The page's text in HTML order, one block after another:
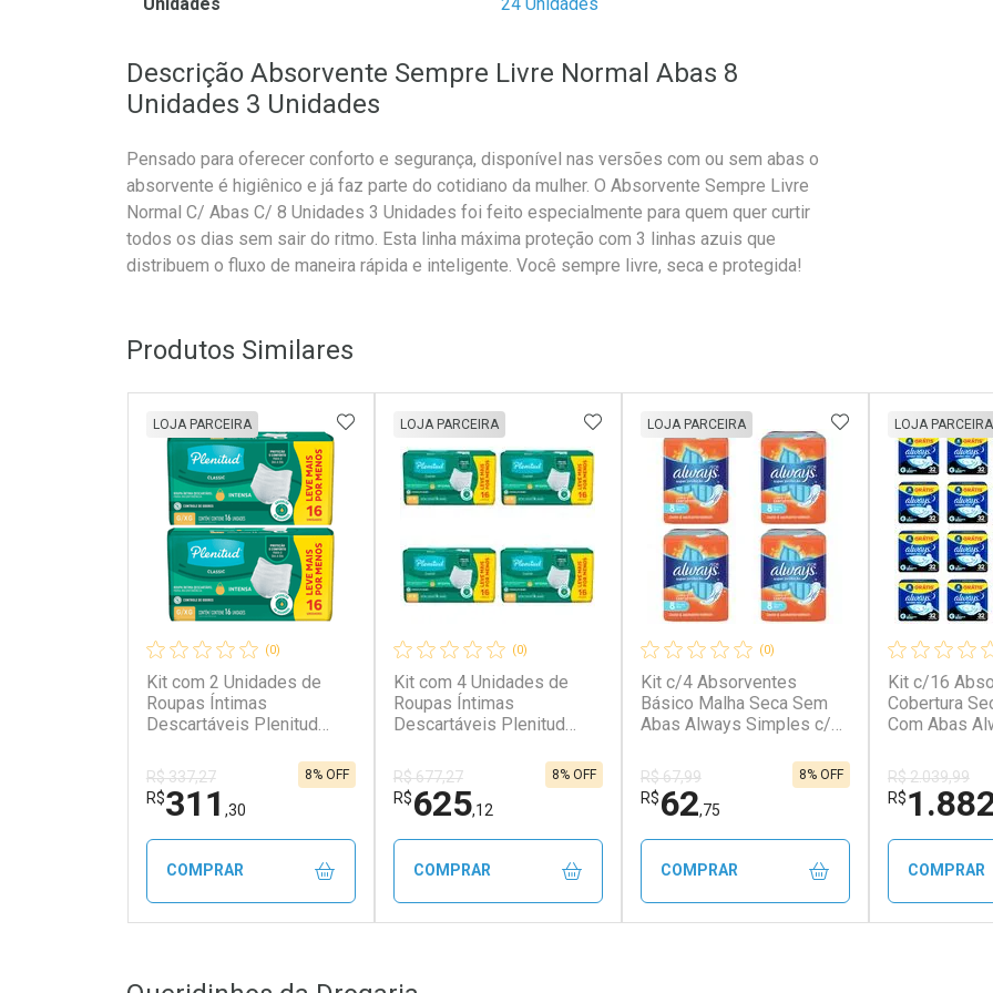
Descrição Absorvente Sempre Livre Normal Abas 8
Unidades 3 Unidades
Pensado para oferecer conforto e segurança, disponível nas versões com ou sem abas o
absorvente é higiênico e já faz parte do cotidiano da mulher. O Absorvente Sempre Livre
Normal C/ Abas C/ 8 Unidades 3 Unidades foi feito especialmente para quem quer curtir
todos os dias sem sair do ritmo. Esta linha máxima proteção com 3 linhas azuis que
distribuem o fluxo de maneira rápida e inteligente. Você sempre livre, seca e protegida!
Produtos Similares
(0)
Kit com 2 Unidades de
Roupas Íntimas
Descartáveis Plenitud
com 16 Unidades cada
LOJA PARCEIRA
R$ 337,27
R$311 ,30
8% OFF
ADICIONAR AOS FAVORITOS
COMPRAR
(0)
Kit com 4 Unidades de
Roupas Íntimas
Descartáveis Plenitud
Absorção Intensa com 16
Unidades cada
LOJA PARCEIRA
R$ 677,27
R$625,12
8% OFF
ADICIONAR AOS FAVORITOS
COMPRAR
(0)
Kit c/4 Absorventes
Básico Malha Seca Sem
Abas Always Simples c/8
LOJA PARCEIRA
R$ 67,99
R$62,75
8% OFF
ADICIONAR AOS
COMPRAR
Kit c/16
Cobertura
Com Abas
LOJA PARCEIRA
R$ 2.039,99
R$
COMPRAR